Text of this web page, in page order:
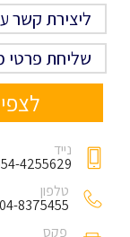
ליצירת קשר
שליחת פרטי
נייד
4255629
טלפון
04-8375455
פקס